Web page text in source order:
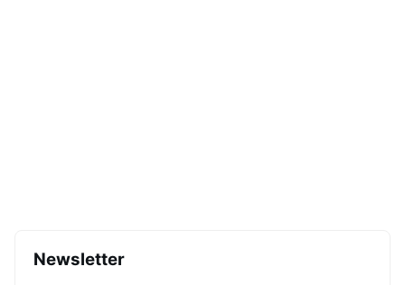
Newsletter